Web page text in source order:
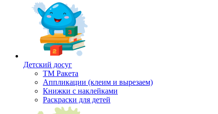
Детский досуг
ТМ Ракета
Аппликации (клеим и вырезаем)
Книжки с наклейками
Раскраски для детей